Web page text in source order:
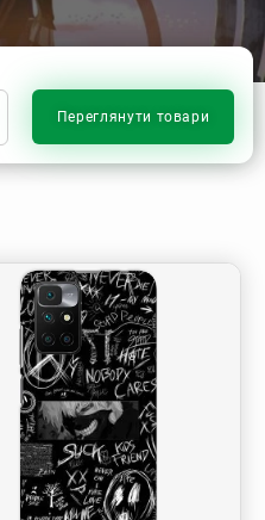
Переглянути товари